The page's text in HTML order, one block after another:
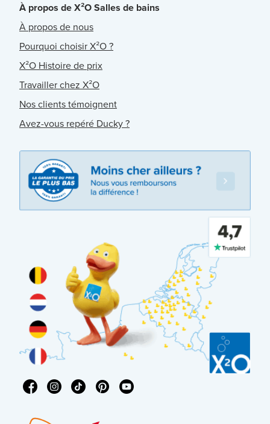
À propos de X²O Salles de bains
À propos de nous
Pourquoi choisir X²O ?
X²O Histoire de prix
Travailler chez X²O
Nos clients témoignent
Avez-vous repéré Ducky ?